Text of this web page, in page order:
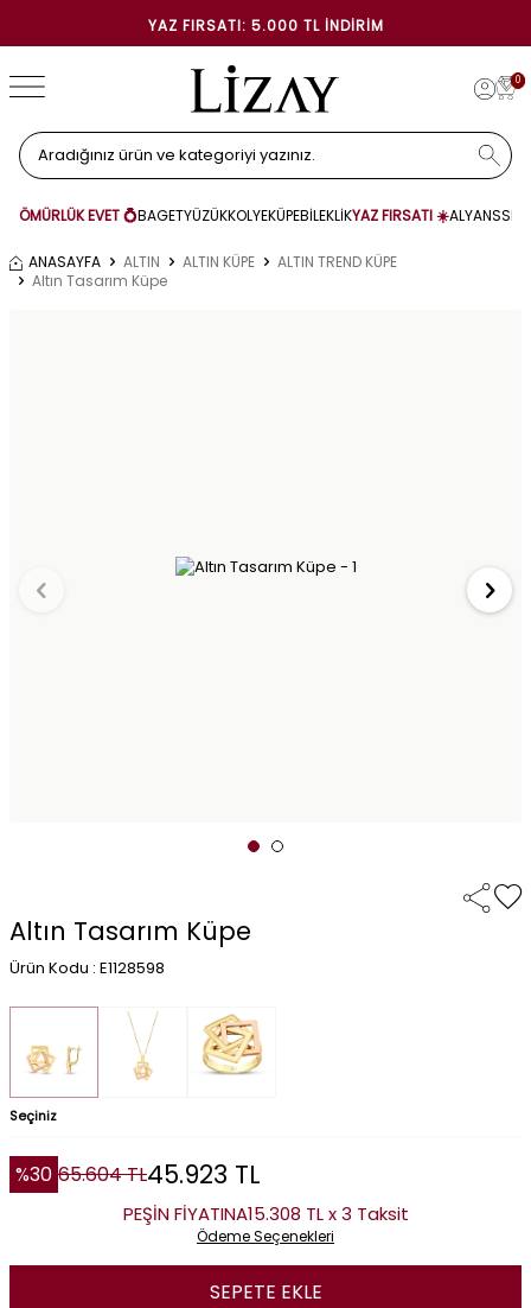
YAZ FIRSATI: 5.000 TL İNDIRIM
0
ÖMÜRLÜK EVET 💍BAGETYÜZÜKKOLYEKÜPEBİLEKLİKYAZ FIRSATI ☀️ALYANS
ANASAYFA ALTIN ALTIN KÜPE
ALTIN TREND KÜPE
Altın Tasarım Küpe
Altın Tasarım Küpe
Ürün Kodu : E1128598
Seçiniz
%30 65.604TL45.923 TL
PEŞİN FİYATINA15.308 TL x 3 Taksit
Ödeme Seçenekleri
SEPETE EKLE